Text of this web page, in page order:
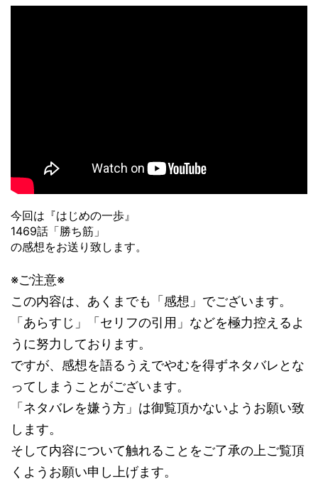
今回は『はじめの一歩』
1469話「勝ち筋」
の感想をお送り致します。
※ご注意※
この内容は、あくまでも「感想」でございます。
「あらすじ」「セリフの引用」などを極力控えるよ
うに努力しております。
ですが、感想を語るうえでやむを得ずネタバレとな
ってしまうことがございます。
「ネタバレを嫌う方」は御覧頂かないようお願い致
します。
そして内容について触れることをご了承の上ご覧頂
くようお願い申し上げます。